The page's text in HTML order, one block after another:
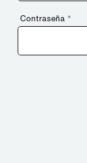
Contraseña *